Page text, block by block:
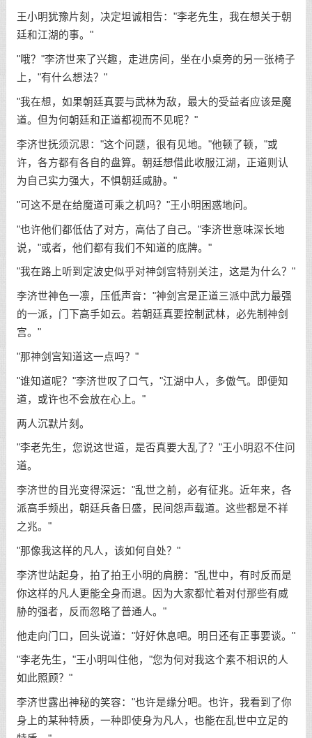
王小明犹豫片刻，决定坦诚相告："李老先生，我在想关于朝
廷和江湖的事。"
"哦？"李济世来了兴趣，走进房间，坐在小桌旁的另一张椅子
上，"有什么想法？"
"我在想，如果朝廷真要与武林为敌，最大的受益者应该是魔
道。但为何朝廷和正道都视而不见呢？"
李济世抚须沉思："这个问题，很有见地。"他顿了顿，"或
许，各方都有各自的盘算。朝廷想借此收服江湖，正道则认
为自己实力强大，不惧朝廷威胁。"
"可这不是在给魔道可乘之机吗？"王小明困惑地问。
"也许他们都低估了对方，高估了自己。"李济世意味深长地
说，"或者，他们都有我们不知道的底牌。"
"我在路上听到定波史似乎对神剑宫特别关注，这是为什么？"
李济世神色一凛，压低声音："神剑宫是正道三派中武力最强
的一派，门下高手如云。若朝廷真要控制武林，必先制神剑
宫。"
"那神剑宫知道这一点吗？"
"谁知道呢？"李济世叹了口气，"江湖中人，多傲气。即便知
道，或许也不会放在心上。"
两人沉默片刻。
"李老先生，您说这世道，是否真要大乱了？"王小明忍不住问
道。
李济世的目光变得深远："乱世之前，必有征兆。近年来，各
派高手频出，朝廷兵备日盛，民间怨声载道。这些都是不祥
之兆。"
"那像我这样的凡人，该如何自处？"
李济世站起身，拍了拍王小明的肩膀："乱世中，有时反而是
你这样的凡人更能全身而退。因为大家都忙着对付那些有威
胁的强者，反而忽略了普通人。"
他走向门口，回头说道："好好休息吧。明日还有正事要谈。"
"李老先生，"王小明叫住他，"您为何对我这个素不相识的人
如此照顾？"
李济世露出神秘的笑容："也许是缘分吧。也许，我看到了你
身上的某种特质，一种即使身为凡人，也能在乱世中立足的